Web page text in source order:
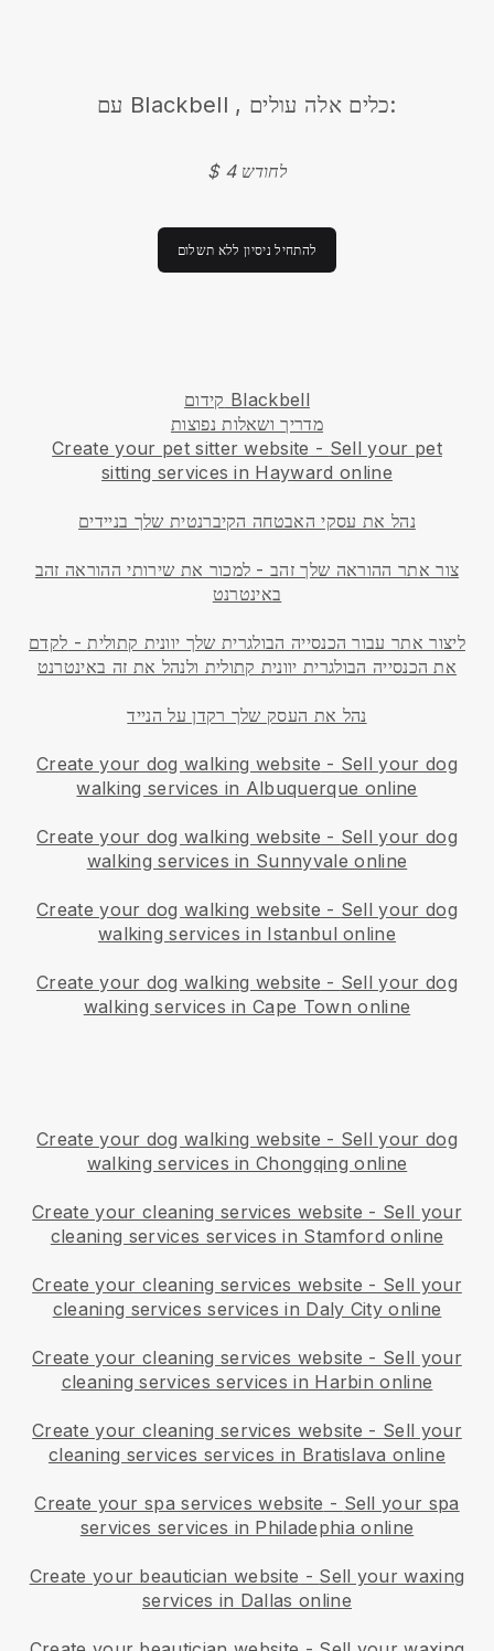
Blackbell , כלים אלה עולים:
$ 4 לחודש
להתחיל ניסיון ללא תשלום
קידום Blackbell
מדריך ושאלות נפוצות
Create your pet sitter website - Sell your pet
sitting services in Hayward online
נהל את עסקי האבטחה הקיברנטית שלך בניידים
צור אתר ההוראה שלך זהב- למכור את שירותי ההוראה זהב
באינטרנט
ליצור אתר עבור הכנסייה הבולגרית שלך יוונית קתולית - לקדם
את הכנסייה הבולגרית יוונית קתולית ולנהל את זה באינטרנט
נהל את העסק שלך רקדן על הנייד
Create your dog walking website - Sell your dog
walking services in Albuquerque online
Create your dog walking website - Sell your dog
walking services in Sunnyvale online
Create your dog walking website - Sell your dog
walking services in Istanbul online
Create your dog walking website - Sell your dog
walking services in Cape Town online
Create your dog walking website - Sell your dog
walking services in Chongqing online
Create your cleaning services website - Sell your
cleaning services services in Stamford online
Create your cleaning services website - Sell your
cleaning services services in Daly City online
Create your cleaning services website - Sell your
cleaning services services in Harbin online
Create your cleaning services website - Sell your
cleaning services services in Bratislava online
Create your spa services website - Sell your spa
services services in Philadephia online
Create your beautician website - Sell your waxing
services in Dallas online